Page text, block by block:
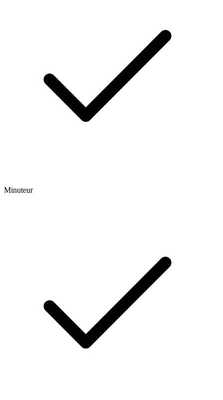
Minuteur